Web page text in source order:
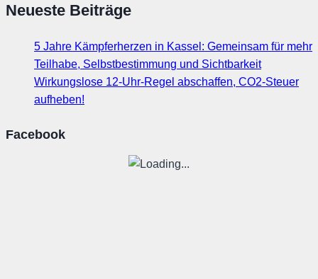
Neueste Beiträge
5 Jahre Kämpferherzen in Kassel: Gemeinsam für mehr
Teilhabe, Selbstbestimmung und Sichtbarkeit
Wirkungslose 12-Uhr-Regel abschaffen, CO2-Steuer
aufheben!
Facebook